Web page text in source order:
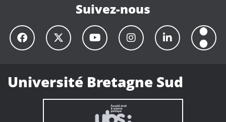
Suivez-nous
Université Bretagne Sud